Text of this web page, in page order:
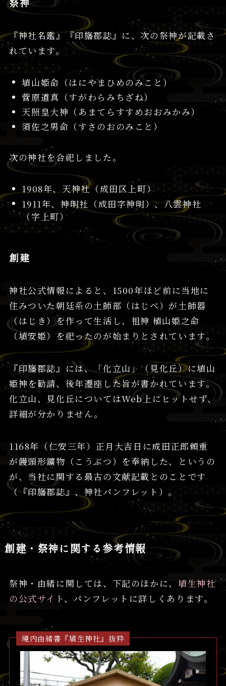
『神社名鑑』『印旛郡誌』に、次の祭神が記載さ
れています。
埴山姫命（はにやまひめのみこと）
菅原道真（すがわらみちざね）
天照皇大神（あまてらすすめおおみかみ）
須佐之男命（すさのおのみこと）
次の神社を合祀しました。
1908年、天神社（成田区上町）
1911年、神明社（成田字神明）、八雲神社
（字上町）
創建
神社公式情報によると、1500年ほど前に当地に
住みついた朝廷系の土師部（はじべ）が土師器
（はじき）を作って生活し、祖神 植山姫之命
（埴安姫）を祀ったのが始まりとされています。
『印旛郡誌』には、「化立山」（見化丘）に埴山
姫神を勧請、後年遷座した旨が書かれています。
化立山、見化丘についてはWeb上にヒットせず、
詳細が分かりません。
1168年（仁安三年）正月大吉日に成田正郎頼重
が饅頭形鑛物（こうぶつ）を奉納した、というの
が、当社に関する最古の文献記載とのことです
（『印旛郡誌』、神社パンフレット）。
創建・祭神に関する参考情報
祭神・由緒に関しては、下記のほかに、 埴生神社
の公式サイト、パンフレットに詳しくあります。
境内由緒書『埴生神社』抜粋